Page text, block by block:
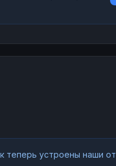
теперь устроены наши